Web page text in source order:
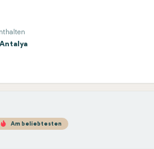
Am beliebtesten